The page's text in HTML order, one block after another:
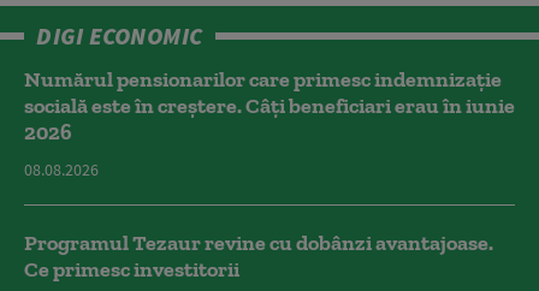
DIGI ECONOMIC
Numărul pensionarilor care primesc indemnizaţie
socială este în creștere. Câți beneficiari erau în iunie
2026
08.08.2026
Programul Tezaur revine cu dobânzi avantajoase.
Ce primesc investitorii